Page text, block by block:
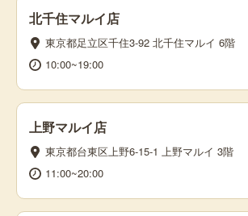
北千住マルイ店
東京都足立区千住3-92 北千住マルイ 6階
10:00~19:00
上野マルイ店
東京都台東区上野6-15-1 上野マルイ 3階
11:00~20:00